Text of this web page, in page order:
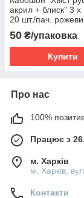
акрил + блиск" 3
20 шт./пач.
золото оптом
50 ₴/упаковка
Купити
Про нас
100%
Працює з
м. Харків
м. Харків,
Контакти